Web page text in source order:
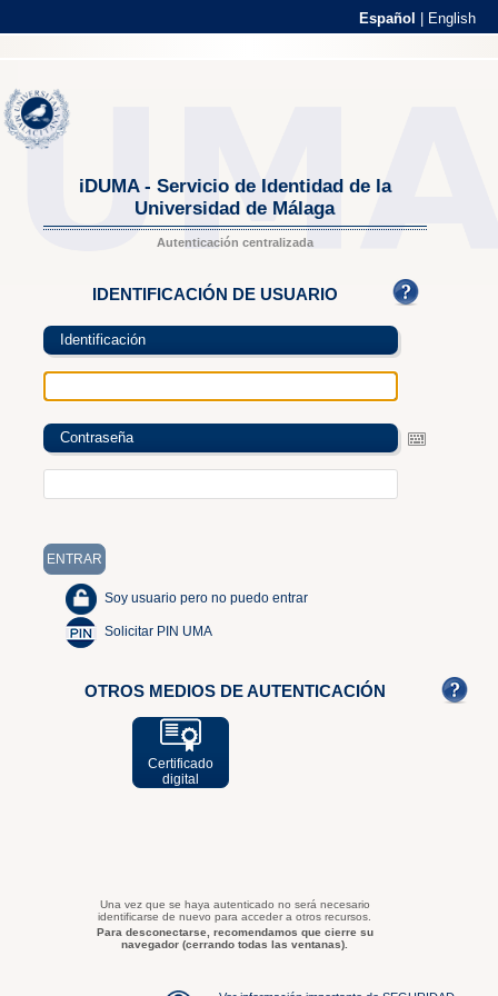
Español English
iDUMA - Servicio de Identidad de la
Universidad de Málaga
Autenticación centralizada
IDENTIFICACIÓN DE USUARIO
Identificación
Contraseña
Soy usuario pero no puedo entrar
Solicitar PIN UMA
OTROS MEDIOS DE AUTENTICACIÓN
Certificado
digital
Una vez que se haya autenticado no será necesario
identificarse de nuevo para acceder a otros recursos.
Para desconectarse, recomendamos que cierre su
navegador (cerrando todas las ventanas).